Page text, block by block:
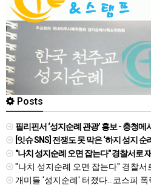
Posts
필리핀서 ‘성지순례 관광’ 홍보 - 충청메
[잇슈 SNS] 전쟁도 못 막은 ‘하지 성지 순례’ 시작
"나치 성지순례 오면 잡는다" 경찰서로 재탄
"나치 성지순례 오면 잡는다" 경찰서로 재탄
개미들 '성지순례' 터졌다…코스피 폭락 정확히 맞힌